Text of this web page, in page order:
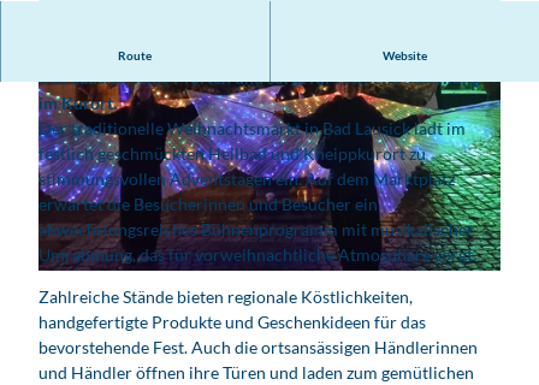
© Stadt Bad Lausick | KI-optimiert
Route Website
Vom 5. bis 7. Dezember 2025 öffnet der Weihnachtsmarkt in
Bad Lausick seine Pforten und sorgt für festliche Stimmung
im Kurort.
Der traditionelle Weihnachtsmarkt in Bad Lausick lädt im
festlich geschmückten Heilbad und Kneippkurort zu
stimmungsvollen Adventstagen ein. Auf dem Marktplatz
erwartet die Besucherinnen und Besucher ein
abwechslungsreiches Bühnenprogramm mit musikalischer
Umrahmung, das für vorweihnachtliche Atmosphäre sorgt.
Zahlreiche Stände bieten regionale Köstlichkeiten,
handgefertigte Produkte und Geschenkideen für das
bevorstehende Fest. Auch die ortsansässigen Händlerinnen
und Händler öffnen ihre Türen und laden zum gemütlichen